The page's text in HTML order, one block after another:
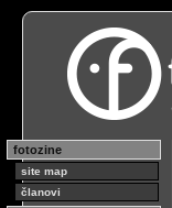
fotozine
site map
članovi